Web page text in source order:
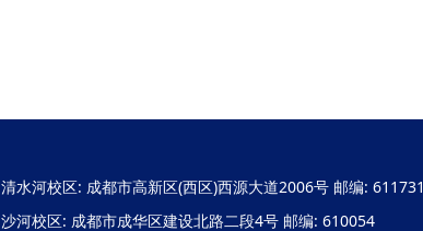
清水河校区: 成都市高新区(西区)西源大道2006号 邮编: 611731
沙河校区: 成都市成华区建设北路二段4号 邮编: 610054